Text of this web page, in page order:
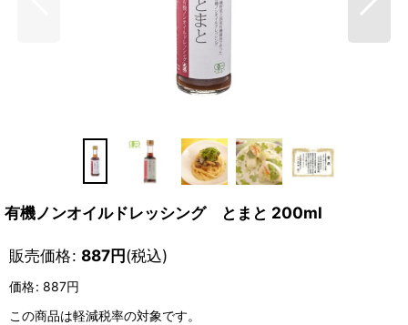
有機ノンオイルドレッシング とまと 200ml
販売価格: 887円(税込)
価格: 887円
この商品は軽減税率の対象です。